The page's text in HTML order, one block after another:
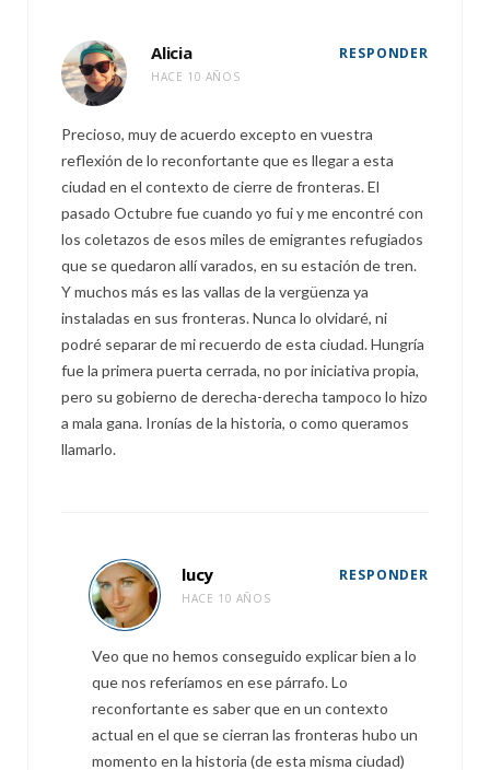
Alicia
HACE 10 AÑOS
RESPONDER
Precioso, muy de acuerdo excepto en vuestra
reflexión de lo reconfortante que es llegar a esta
ciudad en el contexto de cierre de fronteras. El
pasado Octubre fue cuando yo fui y me encontré con
los coletazos de esos miles de emigrantes refugiados
que se quedaron allí varados, en su estación de tren.
Y muchos más es las vallas de la vergüenza ya
instaladas en sus fronteras. Nunca lo olvidaré, ni
podré separar de mi recuerdo de esta ciudad. Hungría
fue la primera puerta cerrada, no por iniciativa propia,
pero su gobierno de derecha-derecha tampoco lo hizo
a mala gana. Ironías de la historia, o como queramos
llamarlo.
lucy
HACE 10 AÑOS
RESPONDER
Veo que no hemos conseguido explicar bien a lo
que nos referíamos en ese párrafo. Lo
reconfortante es saber que en un contexto
actual en el que se cierran las fronteras hubo un
momento en la historia (de esta misma ciudad)